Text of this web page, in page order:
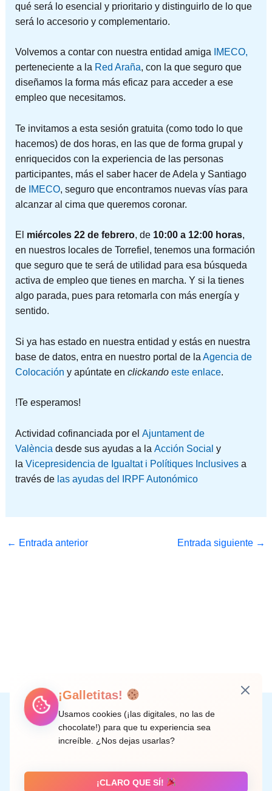
qué será lo esencial y prioritario y distinguirlo de lo que
será lo accesorio y complementario.
Volvemos a contar con nuestra entidad amiga IMECO,
perteneciente a la Red Araña, con la que seguro que
diseñamos la forma más eficaz para acceder a ese
empleo que necesitamos.
Te invitamos a esta sesión gratuita (como todo lo que
hacemos) de dos horas, en las que de forma grupal y
enriquecidos con la experiencia de las personas
participantes, más el saber hacer de Adela y Santiago
de IMECO, seguro que encontramos nuevas vías para
alcanzar al cima que queremos coronar.
El miércoles 22 de febrero, de 10:00 a 12:00 horas,
en nuestros locales de Torrefiel, tenemos una formación
que seguro que te será de utilidad para esa búsqueda
activa de empleo que tienes en marcha. Y si la tienes
algo parada, pues para retomarla con más energía y
sentido.
Si ya has estado en nuestra entidad y estás en nuestra
base de datos, entra en nuestro portal de la Agencia de
Colocación y apúntate en clickando este enlace.
!Te esperamos!
Actividad cofinanciada por el Ajuntament de
València desde sus ayudas a la Acción Social y
la Vicepresidencia de Igualtat i Polítiques Inclusives a
través de las ayudas del IRPF Autonómico
← Entrada anterior Entrada siguiente →
Instagram
Facebook
X LinkedIn
Correo electrónico
C/ Doctor Rodríguez de la Fuente, 8 València
¡Galletitas!
Usamos cookies (¡las digitales, no las de
chocolate!) para que tu experiencia sea
increíble. ¿Nos dejas usarlas?
¡CLARO QUE SÍ!